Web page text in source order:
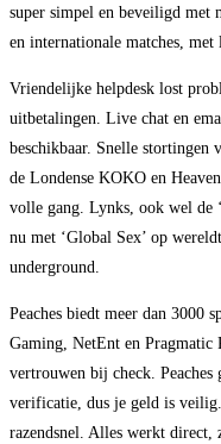
super simpel en beveiligd met
en internationale matches,
Vriendelijke helpdesk lost
uitbetalingen. Live chat en
beschikbaar. Snelle
de Londense KOKO en
volle gang. Lynks, ook wel de
nu met ‘Global Sex’ op
underground.
Peaches biedt meer dan 3000
Gaming, NetEnt en Pragmatic
vertrouwen bij check.
verificatie, dus je geld is
razendsnel. Alles werkt direct,